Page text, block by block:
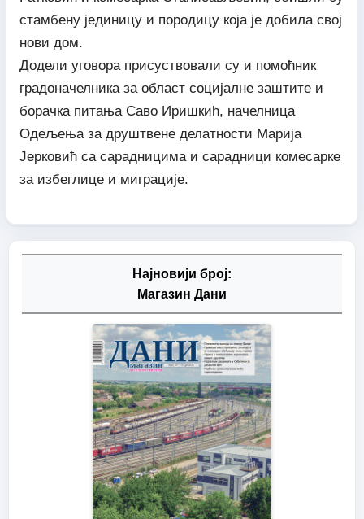
стамбену јединицу и породицу која је добила свој
нови дом.
Додели уговора присуствовали су и помоћник
градоначелника за област социјалне заштите и
борачка питања Саво Иришкић, начелница
Одељења за друштвене делатности Марија
Јерковић са сарадницима и сарадници комесарке
за избеглице и миграције.
Најновији број:
Магазин Дани